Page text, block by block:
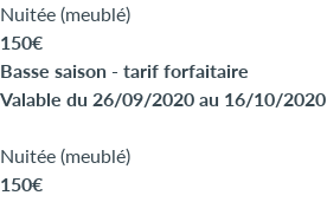
Nuitée (meublé)
150€
Basse saison - tarif forfaitaire
Valable du 26/09/2020 au 16/10/2020
Nuitée (meublé)
150€